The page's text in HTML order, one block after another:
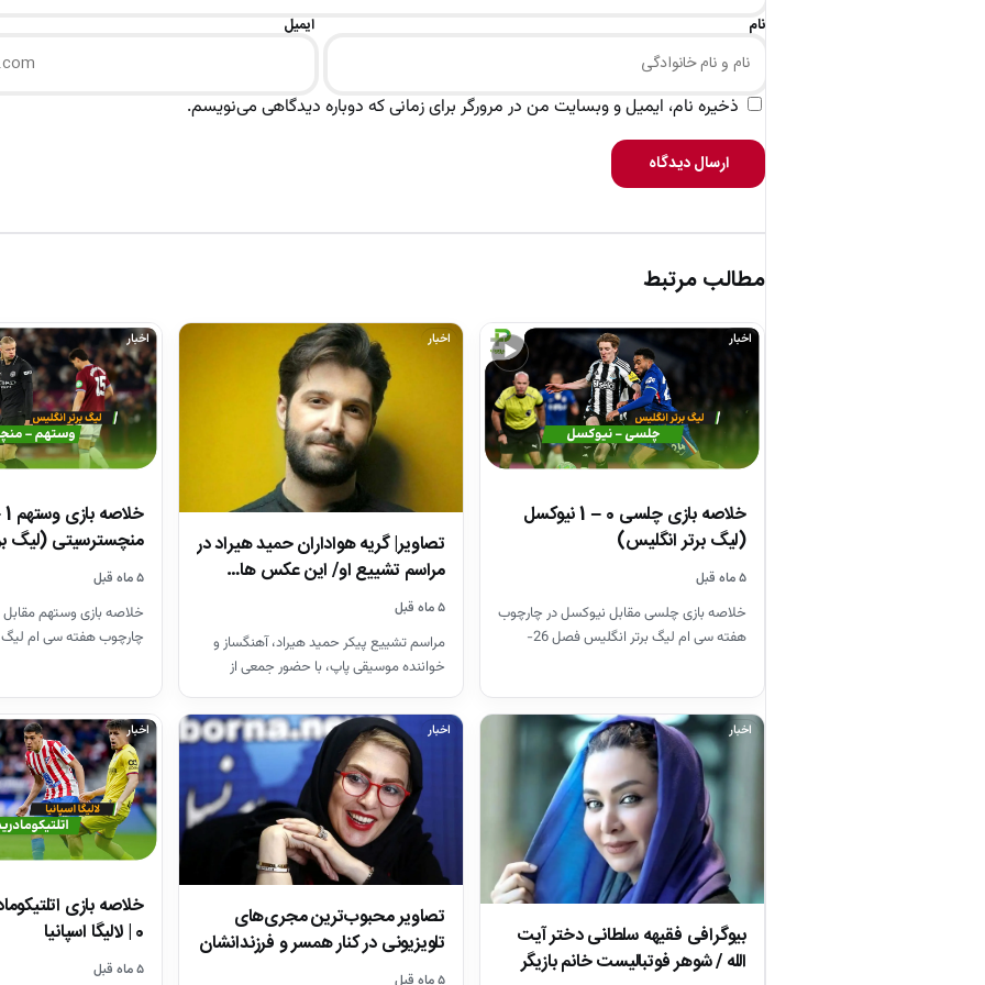
نام ایمیل
ذخیره نام، ایمیل و وبسایت من در مرورگر برای زمانی که دوباره دیدگاهی می‌نویسم.
ارسال دیدگاه
مطالب مرتبط
▶
اخبار
خلاصه بازی چلسی 0 – 1 نیوکسل
(لیگ برتر انگلیس)
۵ ماه قبل
خلاصه بازی چلسی مقابل نیوکسل در چارچوب
هفته سی ام لیگ برتر انگلیس فصل 26-
اخبار
تصاویر| گریه هواداران حمید هیراد در
مراسم تشییع او/ این عکس ها…
۵ ماه قبل
مراسم تشییع پیکر حمید هیراد، آهنگساز و
خواننده موسیقی پاپ، با حضور جمعی از
اخبار
منچسترسیتی (لیگ
۵ ماه قبل
خلاصه بازی وستهم
چارچوب هفته سی ام
اخبار
بیوگرافی فقیهه سلطانی دختر آیت
الله / شوهر فوتبالیست خانم بازیگر
اخبار
تصاویر محبوب‌ترین مجری‌های
تلویزیونی در کنار همسر و فرزندانشان
+ بیوگرافی
۵ ماه قبل
اخبار
0 | لالیگا اسپانیا
۵ ماه قبل